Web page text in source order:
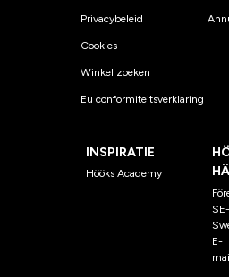
Privacybeleid
Cookies
Winkel zoeken
Eu conformiteitsverklaring
INSPIRATIE
Hööks Academy
E-